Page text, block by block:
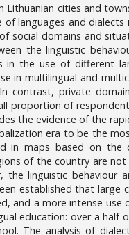
cities and
languages and dialects
social domains and
the linguistic
the use of different
in multilingual and
contrast, private
proportion of
the evidence of the
era to be the
in maps based on the
of the country are
linguistic behaviour
established that large
and a more intense
education: over a half
The analysis of